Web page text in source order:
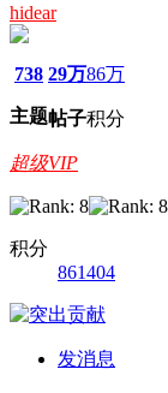
hidear
738
主题
29万
帖子
86万
积分
超级VIP
积分
861404
发消息